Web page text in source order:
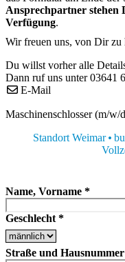
Ansprechpartner
Verfügung.
Wir freuen uns, von Dir zu
Du willst vorher alle
Dann ruf uns unter 03641
E-Mail
Maschinenschlosser (m/w/
Standort Weimar
Name, Vorname *
Geschlecht *
Straße und Hausnummer